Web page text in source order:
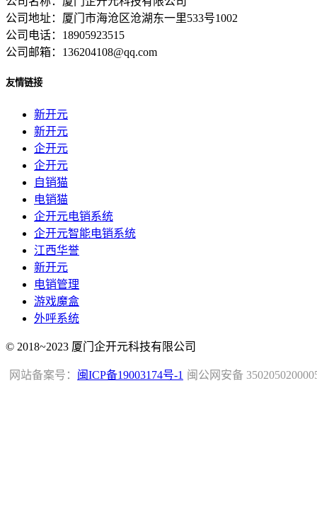
公司地址：厦门市海沧区沧湖东一里533号1002
公司电话：18905923515
公司邮箱：136204108@qq.com
友情链接
新开元
新开元
企开元
企开元
自销猫
电销猫
企开元电销系统
企开元智能电销系统
江西华誉
新开元
电销管理
游戏魔盒
外呼系统
© 2018~2023 厦门企开元科技有限公司
闽公网安备
网站备案号： 闽ICP备19003174号-1